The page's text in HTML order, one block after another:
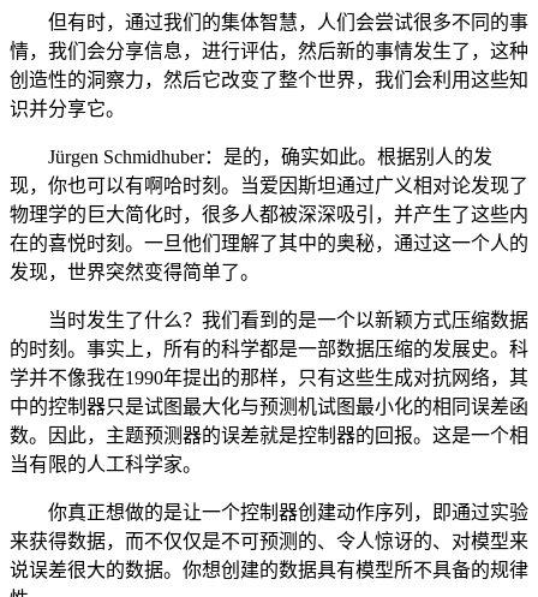
但有时，通过我们的集体智慧，人们会尝试很多不同的事
情，我们会分享信息，进行评估，然后新的事情发生了，这种
创造性的洞察力，然后它改变了整个世界，我们会利用这些知
识并分享它。
Jürgen Schmidhuber：是的，确实如此。根据别人的发
现，你也可以有啊哈时刻。当爱因斯坦通过广义相对论发现了
物理学的巨大简化时，很多人都被深深吸引，并产生了这些内
在的喜悦时刻。一旦他们理解了其中的奥秘，通过这一个人的
发现，世界突然变得简单了。
当时发生了什么？我们看到的是一个以新颖方式压缩数据
的时刻。事实上，所有的科学都是一部数据压缩的发展史。科
学并不像我在1990年提出的那样，只有这些生成对抗网络，其
中的控制器只是试图最大化与预测机试图最小化的相同误差函
数。因此，主题预测器的误差就是控制器的回报。这是一个相
当有限的人工科学家。
你真正想做的是让一个控制器创建动作序列，即通过实验
来获得数据，而不仅仅是不可预测的、令人惊讶的、对模型来
说误差很大的数据。你想创建的数据具有模型所不具备的规律